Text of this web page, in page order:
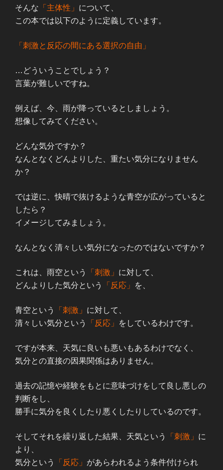
そんな 「主体性」 について、
この本では以下のように定義しています。
「刺激と反応の間にある選択の自由」
…どういうことでしょう？
言葉が難しいですね。
例えば、今、雨が降っているとしましょう。
想像してみてください。
どんな気分ですか？
なんとなくどんよりした、重たい気分になりません
か？
では逆に、快晴で抜けるような青空が広がっていると
したら？
イメージしてみましょう。
なんとなく清々しい気分になったのではないですか？
これは、雨空という 「刺激」 に対して、
どんよりした気分という
「反応」 を、
青空という 「刺激」 に対して、
清々しい気分という
「反応」 をしているわけです。
ですが本来、天気に良いも悪いもあるわけでなく、
気分との直接の因果関係はありません。
過去の記憶や経験をもとに意味づけをして良し悪しの
判断をし、
勝手に気分を良くしたり悪くしたりしているのです。
そしてそれを繰り返した結果、天気という 「刺激」 に
より、
気分という
「反応」 があらわれるよう条件付けられ